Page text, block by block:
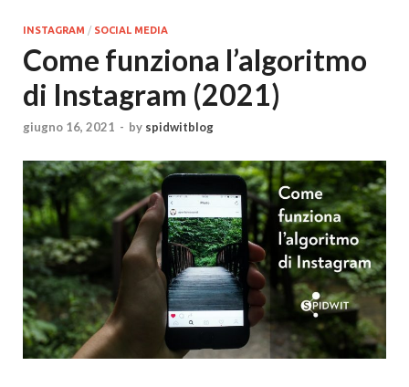
INSTAGRAM / SOCIAL MEDIA
Come funziona l’algoritmo
di Instagram (2021)
giugno 16, 2021 - by spidwitblog